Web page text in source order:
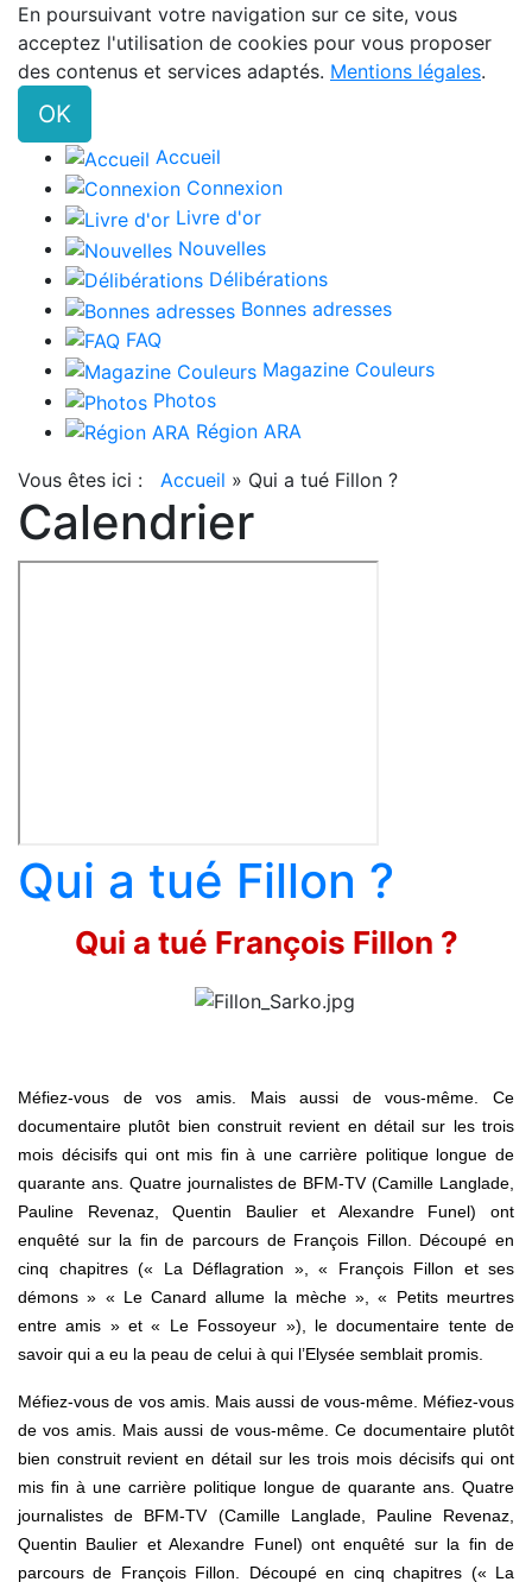
En poursuivant votre navigation sur ce site, vous
acceptez l'utilisation de cookies pour vous proposer
des contenus et services adaptés. Mentions légales.
OK
Accueil
Connexion
Livre d'or
Nouvelles
Délibérations
Bonnes adresses
FAQ
Magazine Couleurs
Photos
Région ARA
Vous êtes ici : Accueil » Qui a tué Fillon ?
Calendrier
Qui a tué Fillon ?
Qui a tué François Fillon ?
Méfiez-vous de vos amis. Mais aussi de vous-même. Ce
documentaire plutôt bien construit revient en détail sur les trois
mois décisifs qui ont mis fin à une carrière politique longue de
quarante ans. Quatre journalistes de BFM-TV (Camille Langlade,
Pauline Revenaz, Quentin Baulier et Alexandre Funel) ont
enquêté sur la fin de parcours de François Fillon. Découpé en
cinq chapitres (« La Déflagration », « François Fillon et ses
démons » « Le Canard allume la mèche », « Petits meurtres
entre amis » et « Le Fossoyeur »), le documentaire tente de
savoir qui a eu la peau de celui à qui l’Elysée semblait promis.
Méfiez-vous de vos amis. Mais aussi de vous-même. Méfiez-vous
de vos amis. Mais aussi de vous-même. Ce documentaire plutôt
bien construit revient en détail sur les trois mois décisifs qui ont
mis fin à une carrière politique longue de quarante ans. Quatre
journalistes de BFM-TV (Camille Langlade, Pauline Revenaz,
Quentin Baulier et Alexandre Funel) ont enquêté sur la fin de
parcours de François Fillon. Découpé en cinq chapitres (« La